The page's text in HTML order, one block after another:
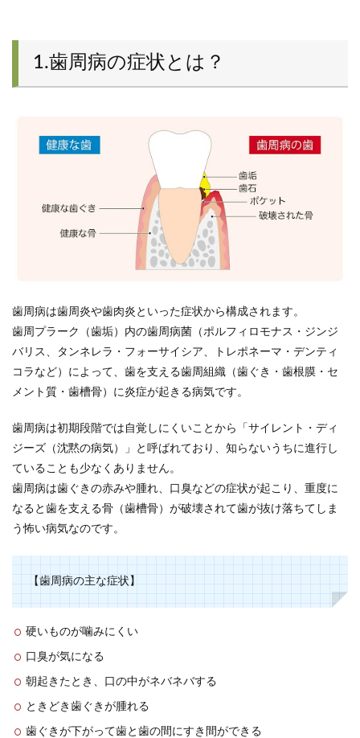
1.歯周病の症状とは？
歯周病は歯周炎や歯肉炎といった症状から構成されます。
歯周プラーク（歯垢）内の歯周病菌（ポルフィロモナス・ジンジ
バリス、タンネレラ・フォーサイシア、トレポネーマ・デンティ
コラなど）によって、歯を支える歯周組織（歯ぐき・歯根膜・セ
メント質・歯槽骨）に炎症が起きる病気です。
歯周病は初期段階では自覚しにくいことから「サイレント・ディ
ジーズ（沈黙の病気）」と呼ばれており、知らないうちに進行し
ていることも少なくありません。
歯周病は歯ぐきの赤みや腫れ、口臭などの症状が起こり、重度に
なると歯を支える骨（歯槽骨）が破壊されて歯が抜け落ちてしま
う怖い病気なのです。
【歯周病の主な症状】
硬いものが噛みにくい
口臭が気になる
朝起きたとき、口の中がネバネバする
ときどき歯ぐきが腫れる
歯ぐきが下がって歯と歯の間にすき間ができる